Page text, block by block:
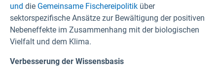
und die Gemeinsame Fischereipolitik über
sektorspezifische Ansätze zur Bewältigung der positiven
Nebeneffekte im Zusammenhang mit der biologischen
Vielfalt und dem Klima.
Verbesserung der Wissensbasis